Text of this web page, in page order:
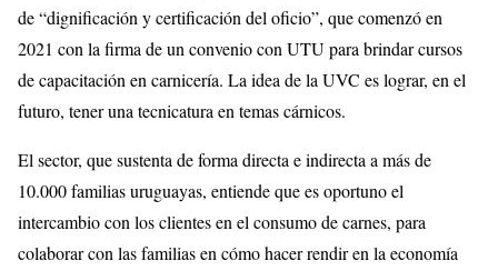
de “dignificación y certificación del oficio”, que comenzó en
2021 con la firma de un convenio con UTU para brindar cursos
de capacitación en carnicería. La idea de la UVC es lograr, en el
futuro, tener una tecnicatura en temas cárnicos.
El sector, que sustenta de forma directa e indirecta a más de
10.000 familias uruguayas, entiende que es oportuno el
intercambio con los clientes en el consumo de carnes, para
colaborar con las familias en cómo hacer rendir en la economía